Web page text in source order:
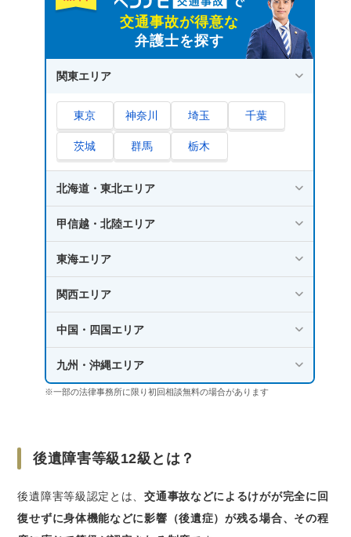
後遺障害等級12級の申請方法
1.事前認定｜加害者側の保険会社に任せる方
2.被害者請求｜被害者自身が申請手続きをお
後遺障害の認定結果に納得できない場合の対
処法
後遺障害等級12級の認定を受けるためのポイン
ト
レントゲンやMRIの画像などの客観的な資料
を準備する
記載漏れのない後遺障害診断書を医師に作成
交通事故問題が得意な弁護士に相談する
後遺障害等級12級に関するよくある質問
後遺障害等級12級が認定されたら障害者手帳
は受け取れる？
通勤中や業務中の交通事故では労災保険給付
ットはある？
弁護士に相談を
交通事故が得意な
弁護士を探す
関東エリア
東京 神奈川 埼玉 千葉
茨城 群馬 栃木
北海道・東北エリア
甲信越・北陸エリア
東海エリア
関西エリア
中国・四国エリア
九州・沖縄エリア
※一部の法律事務所に限り初回相談無料の場合があります
後遺障害等級12級とは？
後遺障害等級認定とは、交通事故などによるけがが完全に回
復せずに身体機能などに影響（後遺症）が残る場合、その程